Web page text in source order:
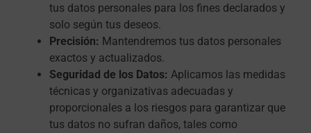
tus datos personales para los fines declarados y
solo según tus deseos.
Precisión: Mantendremos tus datos personales
exactos y actualizados.
Seguridad de los Datos: Aplicamos las medidas
técnicas y organizativas adecuadas y
proporcionales a los riesgos para garantizar que
tus datos no sufran daños, tales como